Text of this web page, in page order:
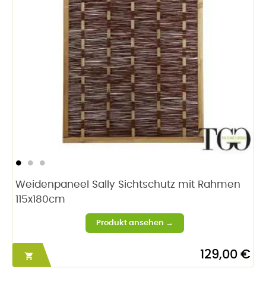
Weidenpaneel Sally Sichtschutz mit Rahmen
115x180cm
 129,00 €